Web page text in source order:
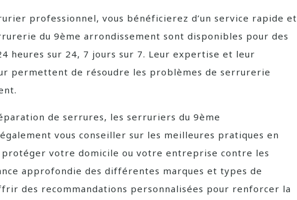
professionnel, vous bénéficierez d’un service rapide et
du 9ème arrondissement sont disponibles pour des
heures sur 24, 7 jours sur 7. Leur expertise et leur
permettent de résoudre les problèmes de serrurerie
de serrures, les serruriers du 9ème
vous conseiller sur les meilleures pratiques en
votre domicile ou votre entreprise contre les
approfondie des différentes marques et types de
des recommandations personnalisées pour renforcer la